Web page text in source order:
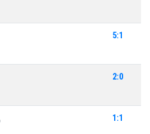
5:1
2:0
1:1